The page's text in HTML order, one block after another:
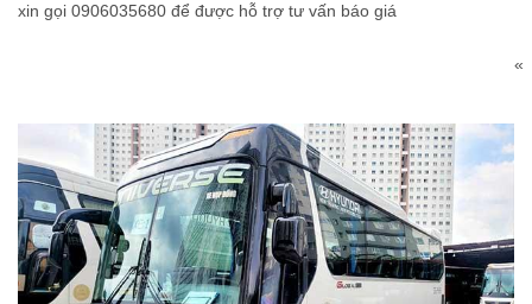
xin gọi 0906035680 để được hỗ trợ tư vấn báo giá
«